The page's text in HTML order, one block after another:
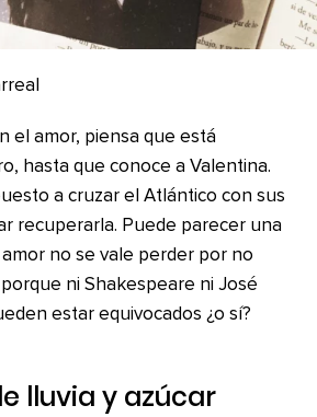
el amor, piensa que está
hasta que conoce a Valentina.
a cruzar el Atlántico con sus
recuperarla. Puede parecer una
no se vale perder por no
ni Shakespeare ni José
estar equivocados ¿o sí?
lluvia y azúcar